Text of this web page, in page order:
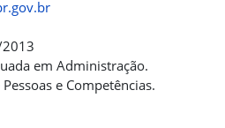
em Administração.
e Competências.